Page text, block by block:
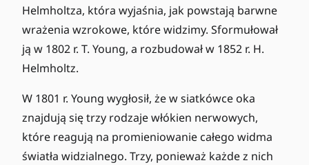
Helmholtza, która wyjaśnia, jak powstają barwne
wrażenia wzrokowe, które widzimy. Sformułował
ją w 1802 r. T. Young, a rozbudował w 1852 r. H.
Helmholtz.
W 1801 r. Young wygłosił, że w siatkówce oka
znajdują się trzy rodzaje włókien nerwowych,
które reagują na promieniowanie całego widma
światła widzialnego. Trzy, ponieważ każde z nich